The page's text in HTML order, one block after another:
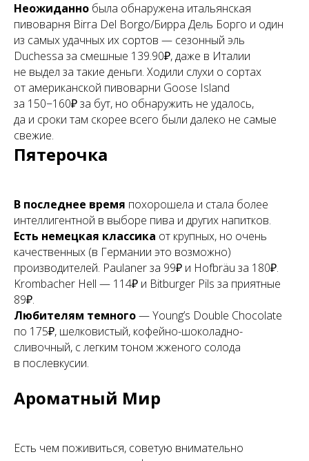
Неожиданно была обнаружена итальянская
пивоварня Birra Del Borgo/Бирра Дель Борго и один
из самых удачных их сортов — сезонный эль
Duchessa за смешные 139.90₽, даже в Италии
не выдел за такие деньги. Ходили слухи о сортах
от американской пивоварни Goose Island
за 150−160₽ за бут, но обнаружить не удалось,
да и сроки там скорее всего были далеко не самые
свежие.
Пятерочка
В последнее время похорошела и стала более
интеллигентной в выборе пива и других напитков.
Есть немецкая классика от крупных, но очень
качественных (в Германии это возможно)
производителей. Paulaner за 99₽ и Hofbräu за 180₽.
Krombacher Hell — 114₽ и Bitburger Pils за приятные
89₽.
Любителям темного— Young’s Double Chocolate
по 175₽, шелковистый, кофейно-шоколадно-
сливочный, с легким тоном жженого солода
в послевкусии.
Ароматный Мир
Есть чем поживиться, советую внимательно